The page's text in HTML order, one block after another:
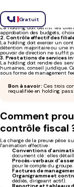
Gratuit
Les trois
1. Participation active à la
La holding doit définir les
approbation des budgets,
2. Contrôle effectif des
La holding doit exercer un
détention majoritaire ou une
pouvoir de direction ne suffit
3. Prestations de services
La holding doit rendre des
humaines, conseil juridique.
sous forme de management
Bon à savoir : Ces trois
requalifiée en holding
Comment
contrôle fiscal
La charge de la preuve pèse
l'animation effective :
Conventions
document clé : elles
Procès-verbaux
pour le compte du groupe.
Factures de
Organigramme et
dédiés, dirigeant actif).